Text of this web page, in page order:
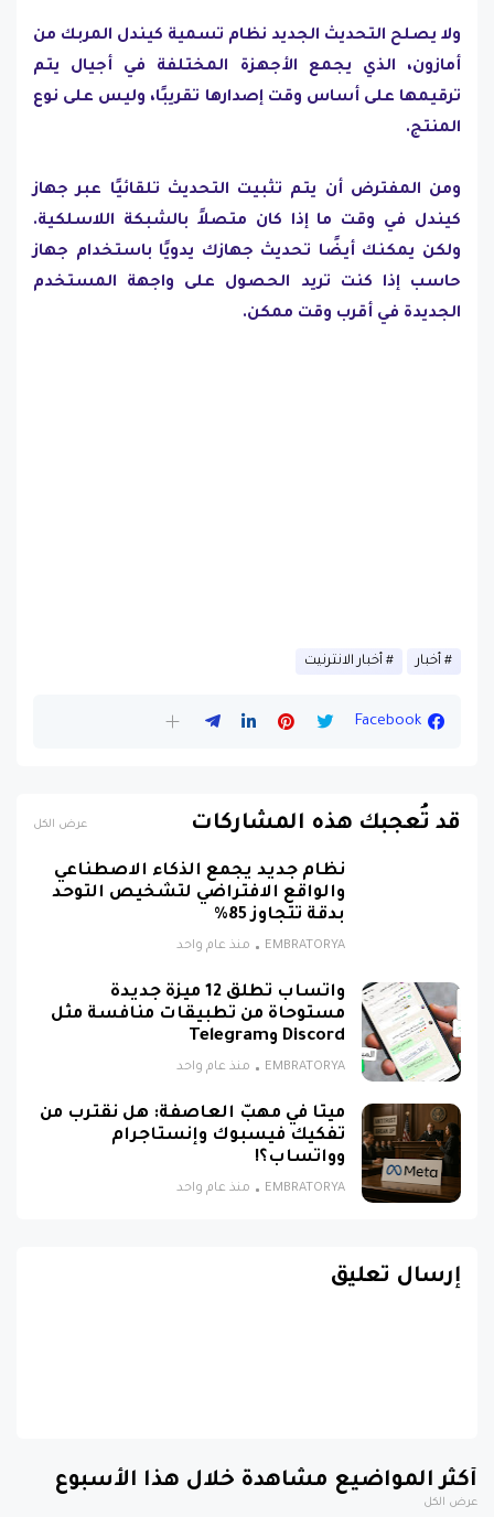
ولا يصلح التحديث الجديد نظام تسمية كيندل المربك من
أمازون، الذي يجمع الأجهزة المختلفة في أجيال يتم
ترقيمها على أساس وقت إصدارها تقريبًا، وليس على نوع
المنتج.
ومن المفترض أن يتم تثبيت التحديث تلقائيًا عبر جهاز
كيندل في وقت ما إذا كان متصلاً بالشبكة اللاسلكية.
ولكن يمكنك أيضًا تحديث جهازك يدويًا باستخدام جهاز
حاسب إذا كنت تريد الحصول على واجهة المستخدم
الجديدة في أقرب وقت ممكن.
أخبار أخبار الانترنيت
Facebook
قد تُعجبك هذه المشاركات عرض الكل
نظام جديد يجمع الذكاء الاصطناعي
والواقع الافتراضي لتشخيص التوحد
بدقة تتجاوز 85%
EMBRATORYA منذ عام واحد
واتساب تطلق 12 ميزة جديدة
مستوحاة من تطبيقات منافسة مثل
Discord وTelegram
EMBRATORYA منذ عام واحد
ميتا في مهبّ العاصفة: هل نقترب من
تفكيك فيسبوك وإنستاجرام
وواتساب؟!
EMBRATORYA منذ عام واحد
إرسال تعليق
أكثر المواضيع مشاهدة خلال هذا الأسبوع
عرض الكل